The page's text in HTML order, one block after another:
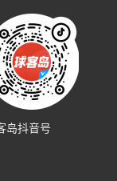
岛抖音号